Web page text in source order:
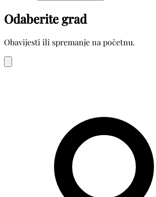
Odaberite grad
Obavijesti ili spremanje na početnu.